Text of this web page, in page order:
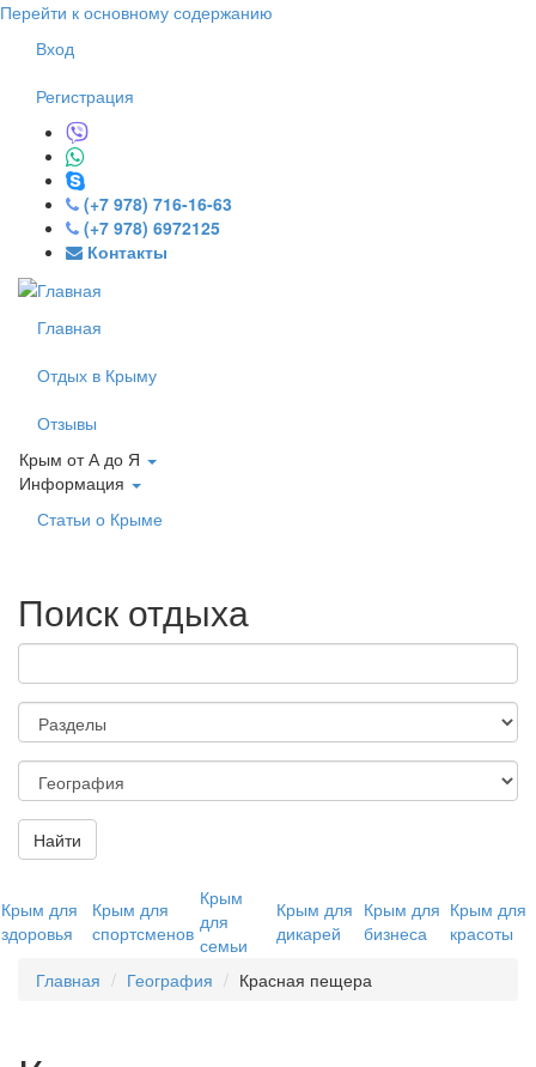
Перейти к основному содержанию
Вход
Регистрация
(+7 978) 716-16-63
(+7 978) 6972125
Контакты
Главная
Отдых в Крыму
Отзывы
Крым от А до Я
Информация
Статьи о Крыме
Поиск отдыха
Найти
Крым для
здоровья
Крым для
спортсменов
Крым
для
семьи
Крым для
дикарей
Крым для
бизнеса
Крым для
красоты
Главная
География Красная пещера